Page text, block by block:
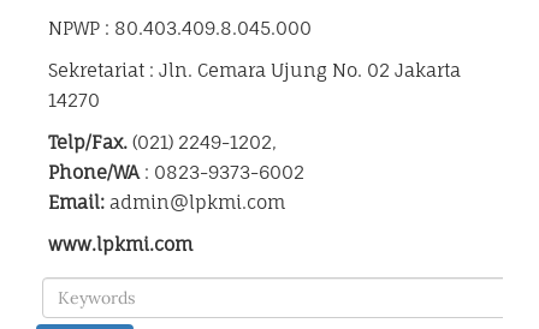
NPWP : 80.403.409.8.045.000
Sekretariat : Jln. Cemara Ujung No. 02 Jakarta
14270
Telp/Fax. (021) 2249-1202,
Phone/WA: 0823-9373-6002
Email: admin@lpkmi.com
www.lpkmi.com